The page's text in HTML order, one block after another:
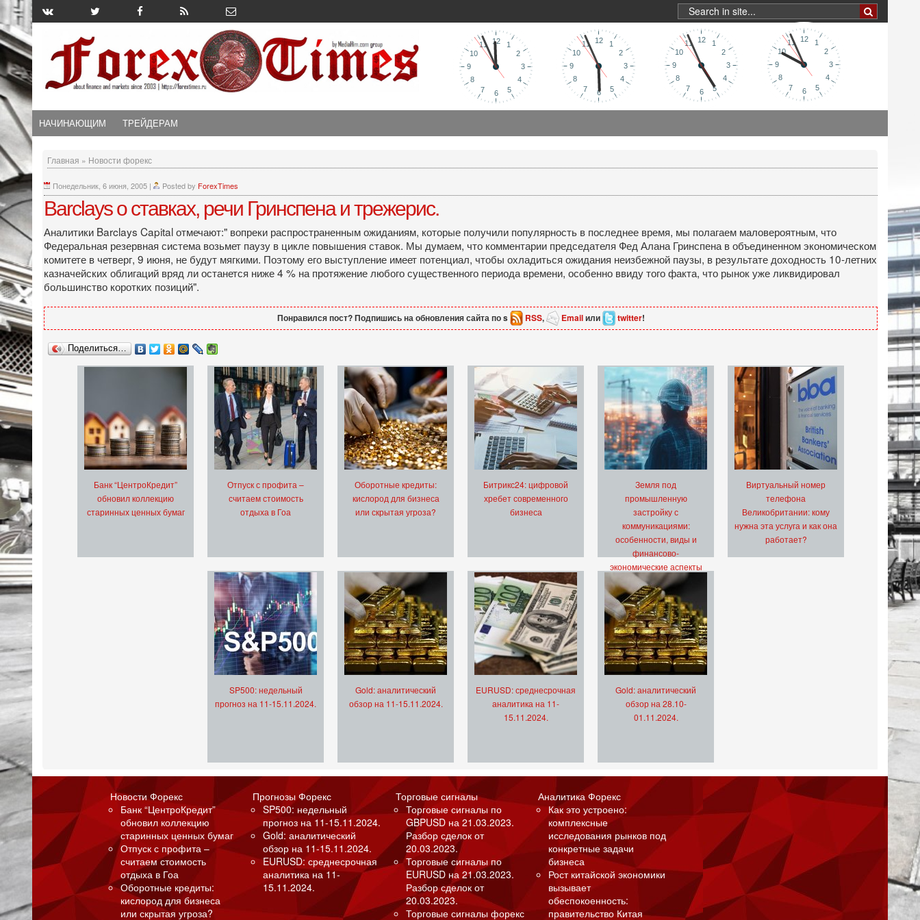
НАЧИНАЮЩИМ ТРЕЙДЕРАМ
Главная » Новости форекс
Понедельник, 6 июня, 2005 | Posted by ForexTimes
Barclays о ставках, речи Гринспена и трежерис.
Аналитики Barclays Capital отмечают:" вопреки распространенным ожиданиям, которые получили популярность в последнее время, мы полагаем маловероятным, что
Федеральная резервная система возьмет паузу в цикле повышения ставок. Мы думаем, что комментарии председателя Фед Алана Гринспена в объединенном экономическом
комитете в четверг, 9 июня, не будут мягкими. Поэтому его выступление имеет потенциал, чтобы охладиться ожидания неизбежной паузы, в результате доходность 10-летних
казначейских облигаций вряд ли останется ниже 4 % на протяжение любого существенного периода времени, особенно ввиду того факта, что рынок уже ликвидировал
большинство коротких позиций".
Понравился пост? Подпишись на обновления сайта по s RSS, Emailили twitter!
Поделиться…
Банк “ЦентроКредит”
обновил коллекцию
старинных ценных бумаг
Отпуск с профита –
считаем стоимость
отдыха в Гоа
Оборотные кредиты:
кислород для бизнеса
или скрытая угроза?
Битрикс24: цифровой
хребет современного
бизнеса
Земля под
промышленную
застройку с
коммуникациями:
особенности, виды и
финансово-
экономические аспекты
Виртуальный номер
телефона
Великобритании: кому
нужна эта услуга и как она
работает?
SP500: недельный
прогноз на 11-15.11.2024.
Gold: аналитический
обзор на 11-15.11.2024.
EURUSD: среднесрочная
аналитика на 11-
15.11.2024.
Gold: аналитический
обзор на 28.10-
01.11.2024.
Новости Форекс
Банк “ЦентроКредит”
обновил коллекцию
старинных ценных бумаг
Отпуск с профита –
считаем стоимость
отдыха в Гоа
Оборотные кредиты:
кислород для бизнеса
или скрытая угроза?
Прогнозы Форекс
SP500: недельный
прогноз на 11-15.11.2024.
Gold: аналитический
обзор на 11-15.11.2024.
EURUSD: среднесрочная
аналитика на 11-
15.11.2024.
Торговые сигналы
Торговые сигналы по
GBPUSD на 21.03.2023.
Разбор сделок от
20.03.2023.
Торговые сигналы по
EURUSD на 21.03.2023.
Разбор сделок от
20.03.2023.
Торговые сигналы форекс
Аналитика Форекс
Как это устроено:
комплексные
исследования рынков под
конкретные задачи
бизнеса
Рост китайской экономики
вызывает
обеспокоенность:
правительство Китая